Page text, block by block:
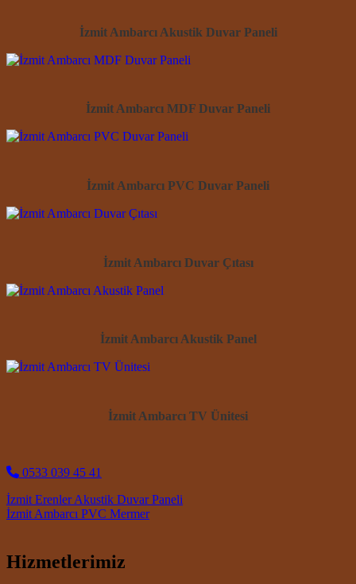
İzmit Ambarcı Akustik Duvar Paneli
İzmit Ambarcı MDF Duvar Paneli
İzmit Ambarcı PVC Duvar Paneli
İzmit Ambarcı Duvar Çıtası
İzmit Ambarcı Akustik Panel
İzmit Ambarcı TV Ünitesi
0533 039 45 41
Post navigation
İzmit Erenler Akustik Duvar Paneli
İzmit Ambarcı PVC Mermer
Hizmetlerimiz